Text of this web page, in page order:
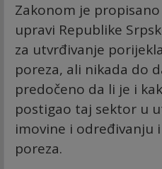
Zakonom je
upravi Republike
za utvrđivanje
poreza, ali nikada do
predočeno da li je i
postigao taj sektor u
imovine i određivanju
poreza.